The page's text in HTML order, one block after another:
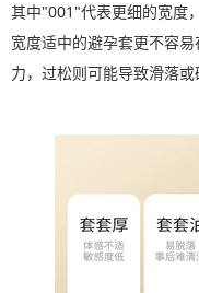
其中"001"代表更细的宽度
宽度适中的避孕套更不容
力，过松则可能导致滑落或